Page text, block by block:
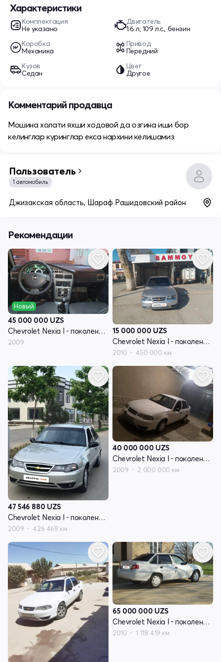
Характеристики
Комплектация
Не указано
Двигатель
1.6 л, 109 л.с., бензин
Коробка
Механика
Привод
Передний
Кузов
Седан
Цвет
Другое
Комментарий продавца
Мошина холати яхши ходовой да озгина иши бор
келинглар куринглар екса нархини келишамиз
Пользователь
1 автомобиль
Джизакская область, Шараф Рашидовский район
Рекомендации
Новый
45 000 000 UZS
Chevrolet Nexia I - поколение рестайлинг
2009
15 000 000 UZS
Chevrolet Nexia I - поколение рестайлинг
2010 450 000 км
47 546 880 UZS
Chevrolet Nexia I - поколение рестайлинг
2009 426 468 км
40 000 000 UZS
Chevrolet Nexia I - поколение рестайлинг
2009 2 000 000 км
65 000 000 UZS
Chevrolet Nexia I - поколение рестайлинг
2010 1 118 419 км